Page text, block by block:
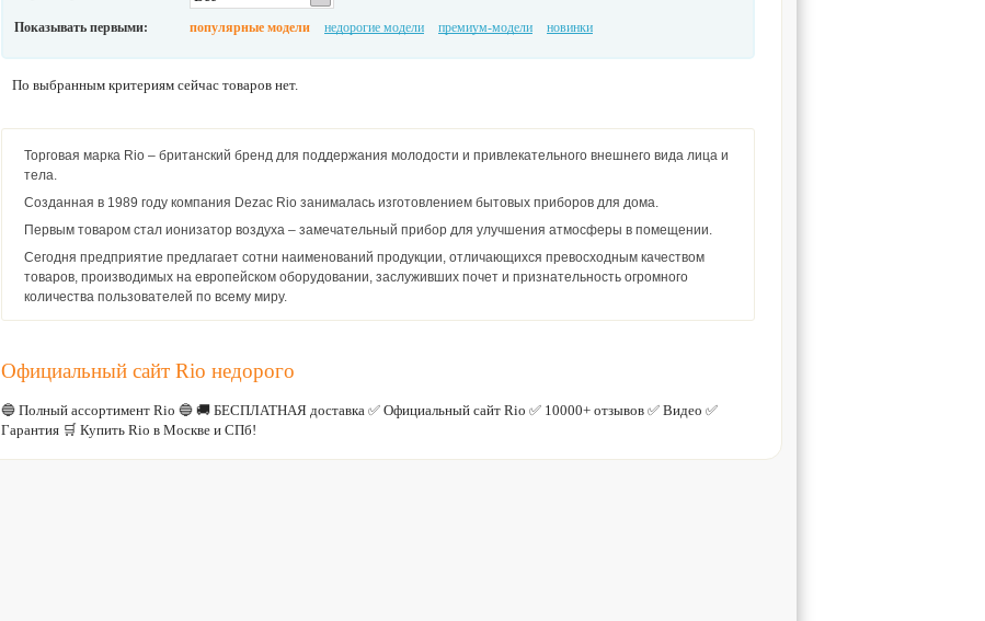
Показывать первыми: популярные модели недорогие модели премиум-модели новинки
По выбранным критериям сейчас товаров нет.
Торговая марка Rio – британский бренд для поддержания молодости и привлекательного внешнего вида лица и
тела.
Созданная в 1989 году компания Dezac Rio занималась изготовлением бытовых приборов для дома.
Первым товаром стал ионизатор воздуха – замечательный прибор для улучшения атмосферы в помещении.
Сегодня предприятие предлагает сотни наименований продукции, отличающихся превосходным качеством
товаров, производимых на европейском оборудовании, заслуживших почет и признательность огромного
количества пользователей по всему миру.
Официальный сайт Rio недорого
🔵 Полный ассортимент Rio 🔵 🚚 БЕСПЛАТНАЯ доставка ✅ Официальный сайт Rio ✅ 10000+ отзывов ✅ Видео ✅
Гарантия 🛒 Купить Rio в Москве и СПб!